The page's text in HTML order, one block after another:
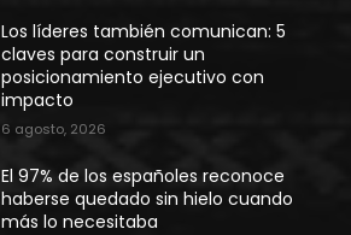
Los líderes también comunican: 5
claves para construir un
posicionamiento ejecutivo con
impacto
6 agosto, 2026
El 97% de los españoles reconoce
haberse quedado sin hielo cuando
más lo necesitaba